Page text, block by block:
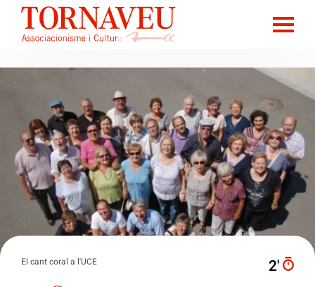
El cant coral a l'UCE 2′